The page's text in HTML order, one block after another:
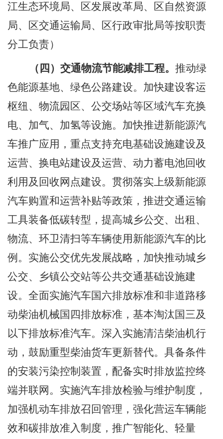
江生态环境局、区发展改革局、区自然资源
局、区交通运输局、区行政审批局等按职责
分工负责）
（四）交通物流节能减排工程。 推动绿
色能源基地、绿色公路建设。加快建设客运
枢纽、物流园区、公交场站等区域汽车充换
电、加气、加氢等设施。加快推进新能源汽
车推广应用，重点支持充电基础设施建设及
运营、换电站建设及运营、动力蓄电池回收
利用及回收网点建设。贯彻落实上级新能源
汽车购置和运营补贴等政策，推进交通运输
工具装备低碳转型，提高城乡公交、出租、
物流、环卫清扫等车辆使用新能源汽车的比
例。实施公交优先发展战略，加快推动城乡
公交、乡镇公交站等公共交通基础设施建
设。全面实施汽车国六排放标准和非道路移
动柴油机械国四排放标准，基本淘汰国三及
以下排放标准汽车。深入实施清洁柴油机行
动，鼓励重型柴油货车更新替代。具备条件
的安装污染控制装置，配备实时排放监控终
端并联网。实施汽车排放检验与维护制度，
加强机动车排放召回管理，强化营运车辆能
效和碳排放准入制度，推广智能化、轻量